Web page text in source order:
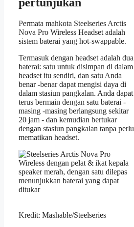
pertunjukan
Permata mahkota Steelseries Arctis
Nova Pro Wireless Headset adalah
sistem baterai yang hot-swappable.
Termasuk dengan headset adalah dua
baterai: satu untuk disimpan di dalam
headset itu sendiri, dan satu Anda
benar -benar dapat mengisi daya di
dalam stasiun pangkalan. Anda dapat
terus bermain dengan satu baterai -
masing -masing berlangsung sekitar
20 jam - dan kemudian bertukar
dengan stasiun pangkalan tanpa perlu
mematikan headset.
Kredit: Mashable/Steelseries